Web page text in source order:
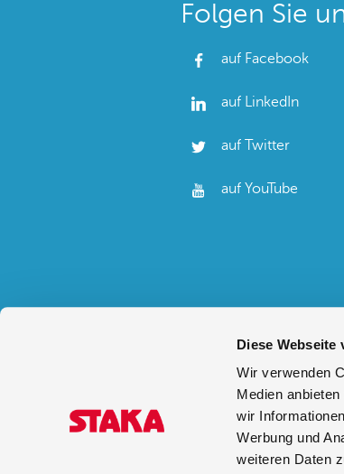
Diese Webseite
Wir verwenden
Medien
wir
Werbung und
weiteren Daten
Folgen Sie
auf Facebook
auf LinkedIn
auf Twitter
auf YouTube